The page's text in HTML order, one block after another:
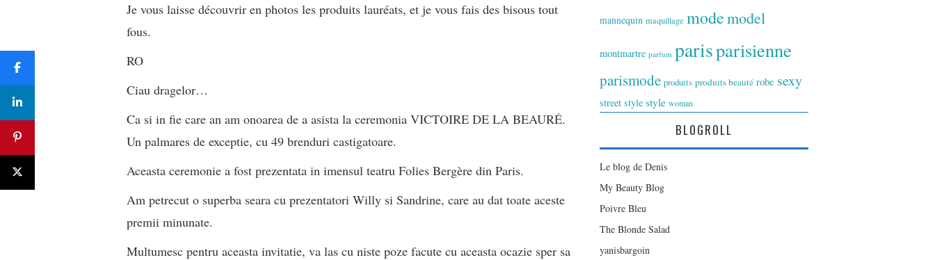
Je vous laisse découvrir en photos les produits lauréats, et je vous fais des bisous tout
fous.
RO
Ciau dragelor…
Ca si in fie care an am onoarea de a asista la ceremonia VICTOIRE DE LA BEAURÉ.
Un palmares de exceptie, cu 49 brenduri castigatoare.
Aceasta ceremonie a fost prezentata in imensul teatru Folies Bergère din Paris.
Am petrecut o superba seara cu prezentatori Willy si Sandrine, care au dat toate aceste
premii minunate.
Multumesc pentru aceasta invitatie, va las cu niste poze facute cu aceasta ocazie sper sa
mannequin maquillage modemodel
montmartre parfum parisparisienne
parismode produits produits beauté robe sexy
street style style woman
BLOGROLL
Le blog de Denis
My Beauty Blog
Poivre Bleu
The Blonde Salad
yanisbargoin